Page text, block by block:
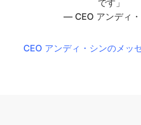
です」
— CEO アンディ
CEO アンディ・シンのメッ